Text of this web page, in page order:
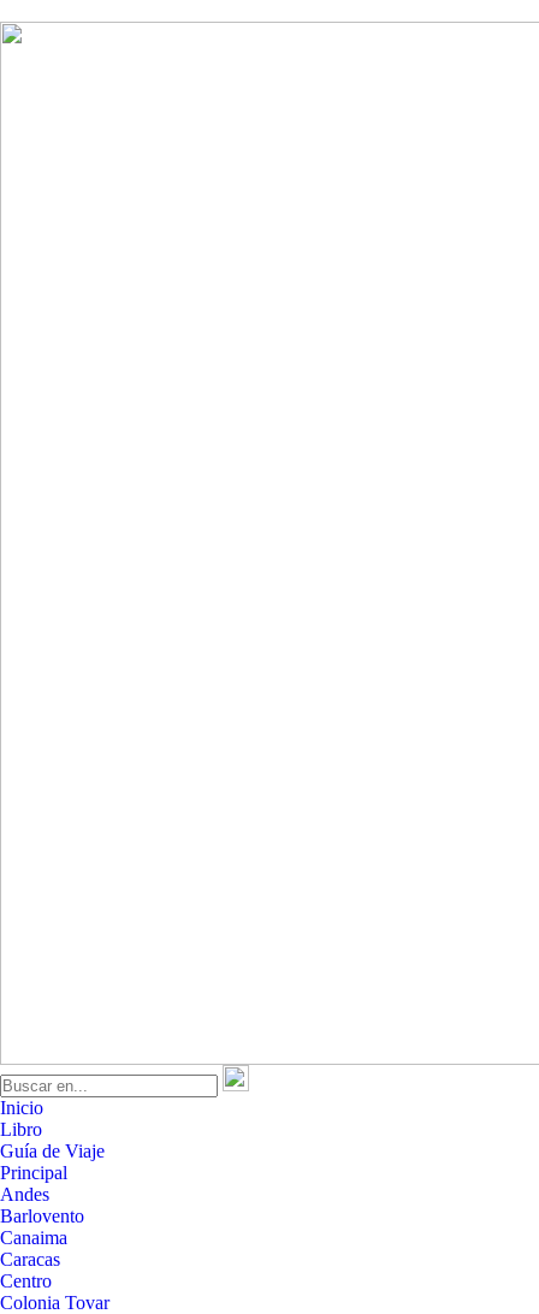
Inicio
Libro
Guía de Viaje
Principal
Andes
Barlovento
Canaima
Caracas
Centro
Colonia Tovar